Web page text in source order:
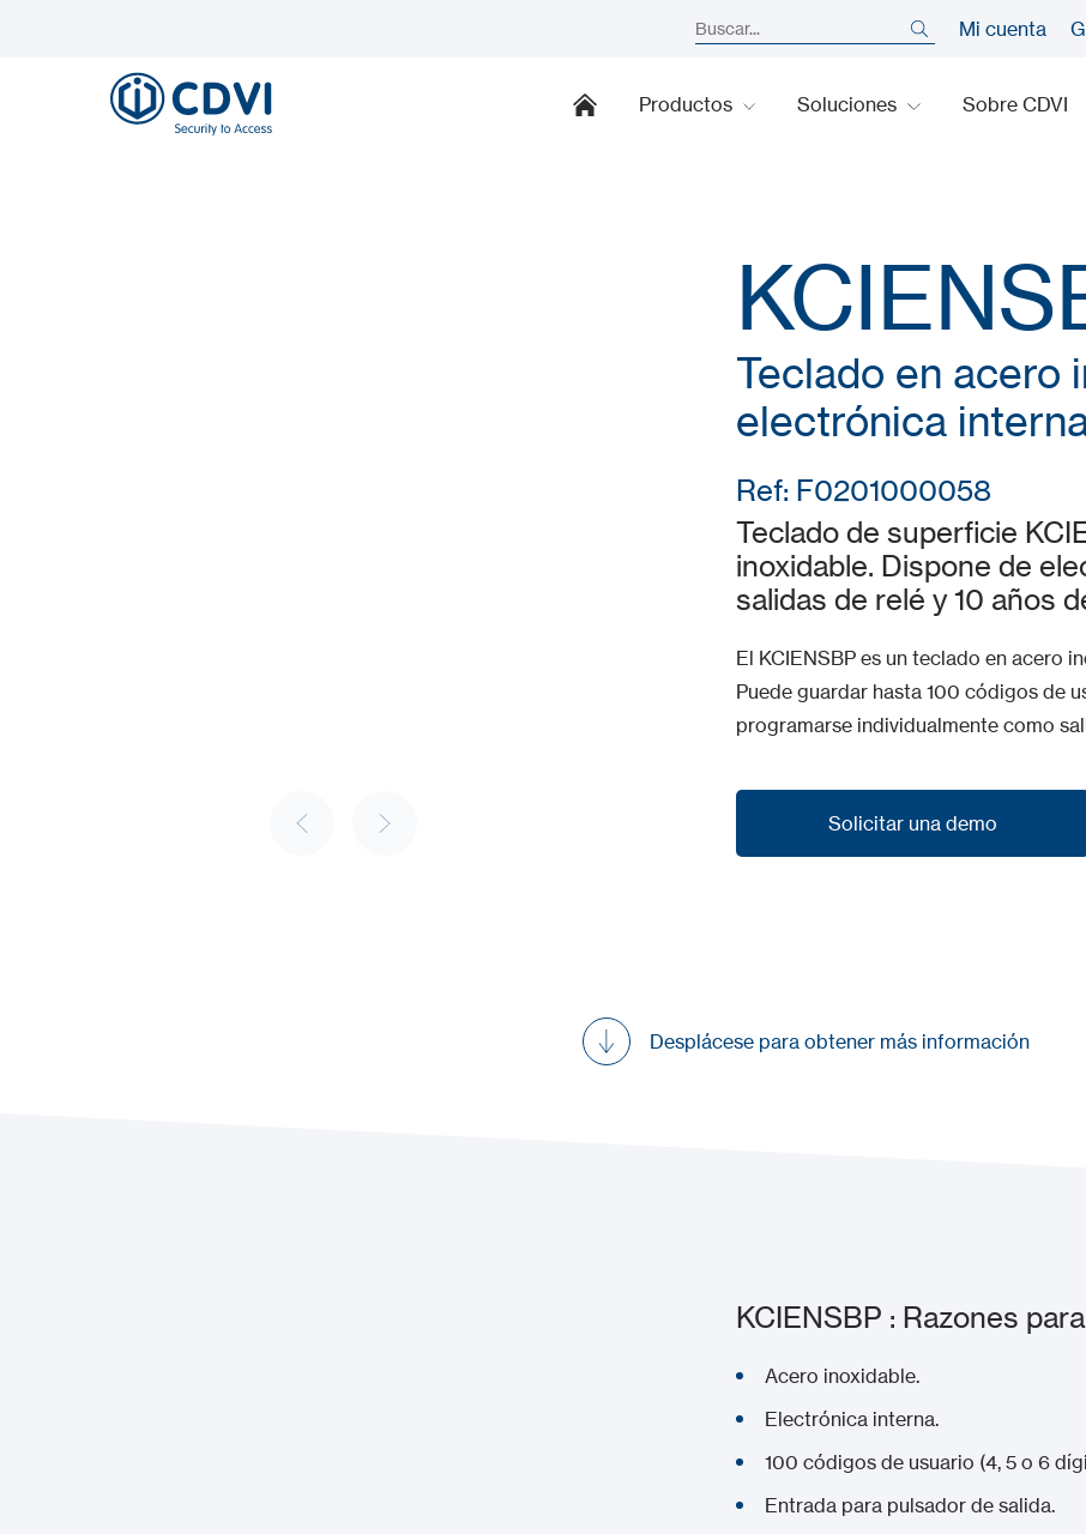
Mi cuenta
Productos Soluciones Sobre CDVI
Teclado en acero
electrónica
Ref: F0201000058
Teclado de superficie
inoxidable. Dispone de
salidas de relé y 10 años
El KCIENSBP es un teclado en acero
Puede guardar hasta 100 códigos de
programarse individualmente como
Solicitar una demo
Desplácese para obtener más información
KCIENSBP : Razones
Acero inoxidable.
Electrónica interna.
100 códigos de usuario (4, 5 o 6
Entrada para pulsador de salida.